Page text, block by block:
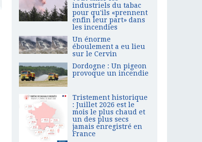
industriels du tabac
pour qu'ils «prennent
enfin leur part» dans
les incendies
Un énorme
éboulement a eu lieu
sur le Cervin
Dordogne : Un pigeon
provoque un incendie
Tristement historique
: Juillet 2026 est le
mois le plus chaud et
un des plus secs
jamais enregistré en
France